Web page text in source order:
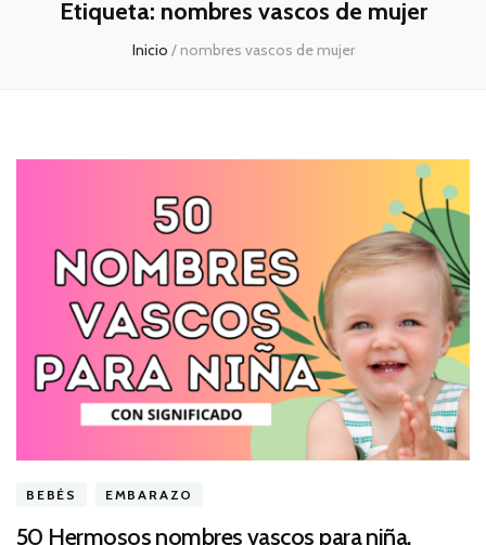
Etiqueta: nombres vascos de mujer
Inicio / nombres vascos de mujer
BEBÉS EMBARAZO
50 Hermosos nombres vascos para niña.